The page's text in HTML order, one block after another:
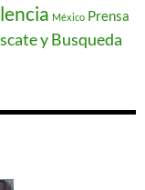
México Prensa
y Busqueda